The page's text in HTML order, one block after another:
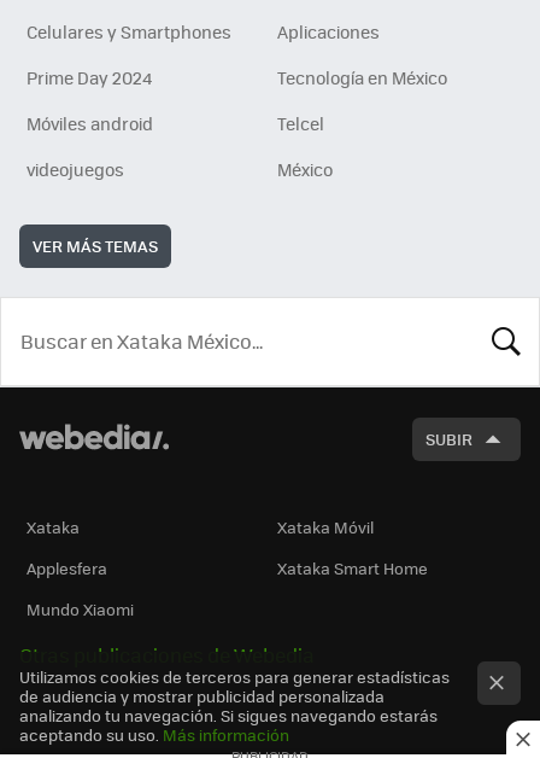
Celulares y Smartphones
Aplicaciones
Prime Day 2024
Tecnología en México
Móviles android
Telcel
videojuegos
México
VER MÁS TEMAS
SUBIR
Xataka
Xataka Móvil
Applesfera
Xataka Smart Home
Mundo Xiaomi
Otras publicaciones de Webedia
Utilizamos cookies de terceros para generar estadísticas
de audiencia y mostrar publicidad personalizada
analizando tu navegación. Si sigues navegando estarás
aceptando su uso. Más información